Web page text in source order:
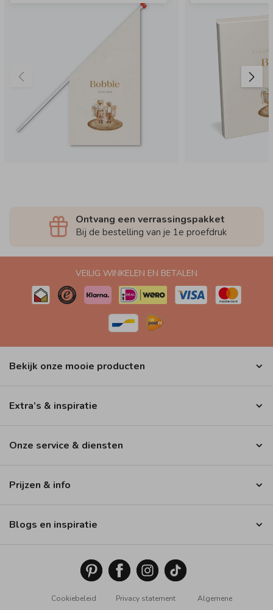
Ontvang een verrassingspakket
Bij de bestelling van je 1e proefdruk
VEILIG WINKELEN EN BETALEN
Bekijk onze mooie producten
Extra’s & inspiratie
Onze service & diensten
Prijzen & info
Blogs en inspiratie
Cookiebeleid Privacy statement
Algemene